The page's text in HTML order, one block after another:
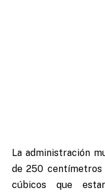
La administración
de 250
cúbicos que